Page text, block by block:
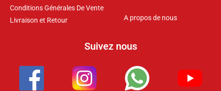
Conditions Générales De Vente
Livraison et Retour
A propos de nous
Suivez nous